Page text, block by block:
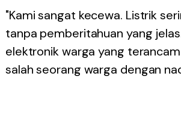
"Kami sangat kecewa. Listrik
tanpa pemberitahuan yang
elektronik warga yang
salah seorang warga dengan